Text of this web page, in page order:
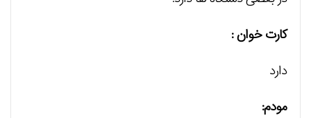
کارت خوان :
دارد
مودم: